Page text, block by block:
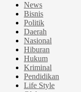
News
Bisnis
Politik
Daerah
Nasional
Hiburan
Hukum
Kriminal
Pendidikan
Life Style